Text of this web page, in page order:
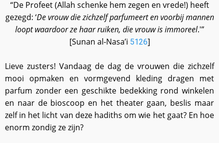
“De Profeet (Allah schenke hem zegen en vrede!) heeft
gezegd: ‘De vrouw die zichzelf parfumeert en voorbij mannen
loopt waardoor ze haar ruiken, die vrouw is immoreel.'”
[Sunan al-Nasa’i 5126]
Lieve zusters! Vandaag de dag de vrouwen die zichzelf
mooi opmaken en vormgevend kleding dragen met
parfum zonder een geschikte bedekking rond winkelen
en naar de bioscoop en het theater gaan, beslis maar
zelf in het licht van deze hadiths om wie het gaat? En hoe
enorm zondig ze zijn?